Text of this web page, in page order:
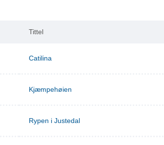
Tittel
Catilina
Kjæmpehøien
Rypen i Justedal